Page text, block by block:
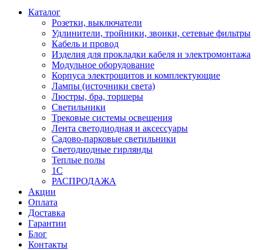
Каталог
Розетки, выключатели
Удлинители, тройники, звонки, сетевые фильтры
Кабель и провод
Изделия для прокладки кабеля и электромонтажа
Модульное оборудование
Корпуса электрощитов и комплектующие
Лампы (источники света)
Люстры, бра, торшеры
Светильники
Трековые системы освещения
Лента светодиодная и аксессуары
Садово-парковые светильники
Светодиодные гирлянды
Теплые полы
1С
РАСПРОДАЖА
Акции
Оплата
Доставка
Гарантии
Блог
Контакты